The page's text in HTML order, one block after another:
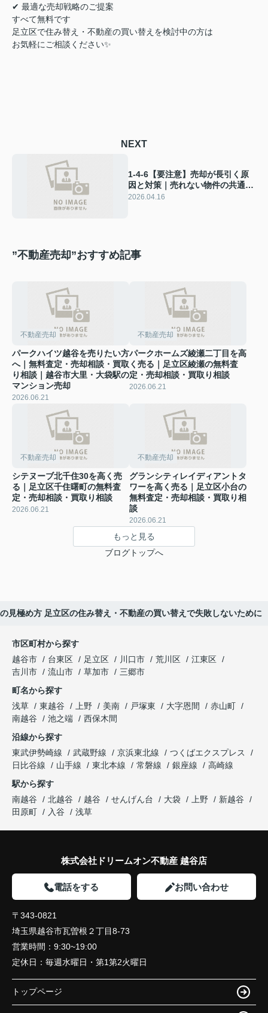
✔ 最適な売却戦略のご提案
すべて無料です
足立区で住み替え・不動産の買い替えを検討中の方は
お気軽にご相談ください✨
NEXT
1-4-6【要注意】売却が長引く原
因と対策｜売れない物件の共通点
とは？ 足立区の住み替え・不動
2026.04.16
”不動産売却”おすすめ記事
不動産売却
パークハイツ越谷を売りたい方
へ｜無料査定・売却相談・買取
り相談｜越谷市大里・大袋駅の
マンション売却
2026.06.21
不動産売却
パークホームズ綾瀬二丁目を高
く売る｜足立区綾瀬の無料査
定・売却相談・買取り相談
2026.06.21
不動産売却
シテヌーブ北千住30を高く売
る｜足立区千住曙町の無料査
定・売却相談・買取り相談
2026.06.21
不動産売却
グランシティレイディアントタ
ワーを高く売る｜足立区小台の
無料査定・売却相談・買取り相
談
2026.06.21
もっと見る
ブログトップへ
見極め方 足立区の住み替え・不動産の買い替えで失敗しないために
市区町村から探す
越谷市
台東区 足立区 川口市 荒川区
江東区
吉川市
流山市 草加市
三郷市
町名から探す
浅草
東越谷 上野 美南 戸塚東 大字恩間
赤山町
南越谷
池之端
西保木間
沿線から探す
東武伊勢崎線
武蔵野線 京浜東北線
つくばエクスプレス
日比谷線
山手線 東北本線 常磐線 銀座線
高崎線
駅から探す
南越谷
北越谷 越谷 せんげん台 大袋 上野
新越谷
田原町
入谷 浅草
株式会社ドリームオン不動産 越谷店
電話をする お問い合わせ
〒343-0821
埼玉県越谷市瓦曽根２丁目8-73
営業時間： 9:30~19:00
定休日： 毎週水曜日・第1第2火曜日
トップページ